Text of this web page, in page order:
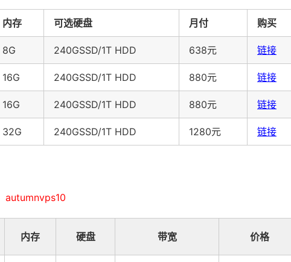
内存 可选硬盘 月付 购买
8G 240GSSD/1T HDD 638元 链接
16G 240GSSD/1T HDD 880元 链接
16G 240GSSD/1T HDD 880元 链接
32G 240GSSD/1T HDD 1280元 链接
autumnvps10
内存 硬盘 带宽 价格